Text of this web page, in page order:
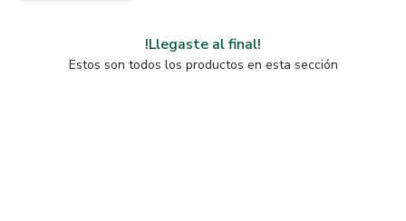
!Llegaste al final!
Estos son todos los productos en esta sección